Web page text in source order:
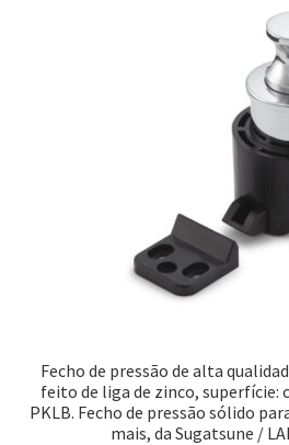
Fecho de pressão de alta
feito de liga de zinco, superfície:
PKLB. Fecho de pressão sólido
mais, da Sugatsune /